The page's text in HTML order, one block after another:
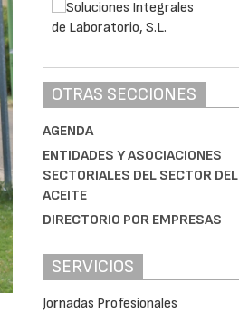
OTRAS SECCIONES
AGENDA
ENTIDADES Y ASOCIACIONES
SECTORIALES DEL SECTOR DEL
ACEITE
DIRECTORIO POR EMPRESAS
SERVICIOS
Jornadas Profesionales